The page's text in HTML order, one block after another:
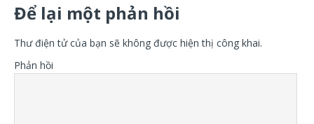
Để lại một phản hồi
Thư điện tử của bạn sẽ không được hiện thị công khai.
Phản hồi